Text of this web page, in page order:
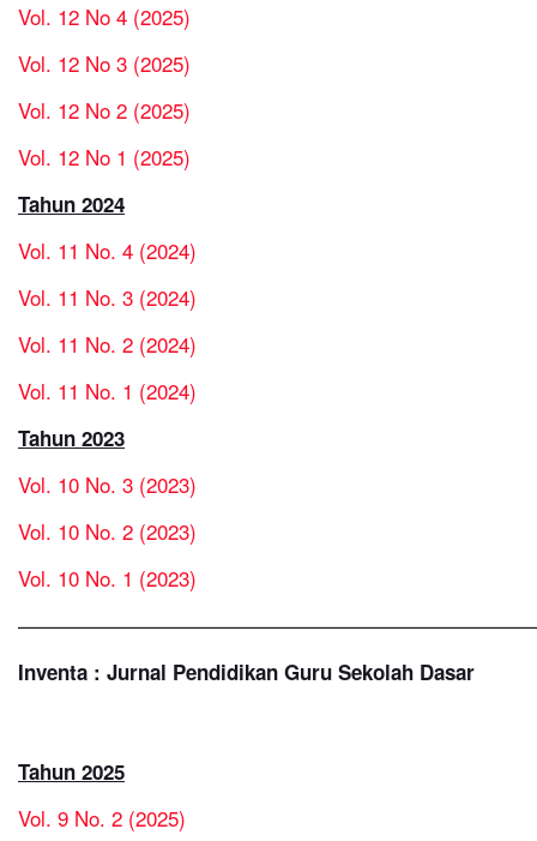
Vol. 12 No 4 (2025)
Vol. 12 No 3 (2025)
Vol. 12 No 2 (2025)
Vol. 12 No 1 (2025)
Tahun 2024
Vol. 11 No. 4 (2024)
Vol. 11 No. 3 (2024)
Vol. 11 No. 2 (2024)
Vol. 11 No. 1 (2024)
Tahun 2023
Vol. 10 No. 3 (2023)
Vol. 10 No. 2 (2023)
Vol. 10 No. 1 (2023)
Inventa : Jurnal Pendidikan Guru Sekolah Dasar
Tahun 2025
Vol. 9 No. 2 (2025)